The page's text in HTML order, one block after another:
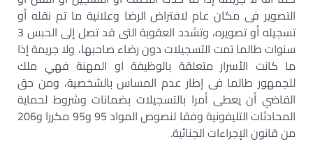
التصوير فى مكان عام لافتراض الرضا وعلانية ما تم نقله أو
تسجيله أو تصويره، وتشدد العقوبة التى قد تصل إلى الحبس 3
سنوات طالما تمت التسجيلات دون رضاء صاحبها، ولا جريمة إذا
ما كانت الأسرار متعلقة بالوظيفة او المهنة فهي ملك
للجمهور طالما فى إطار عدم المساس بالشخصية، ومن حق
القاضي أن يعطى أمرا بالتسجيلات بضمانات وشروط لحماية
المحادثات التليفونية وفقا لنصوص المواد 95 و95 مكررا و206
من قانون الإجراءات الجنائية.